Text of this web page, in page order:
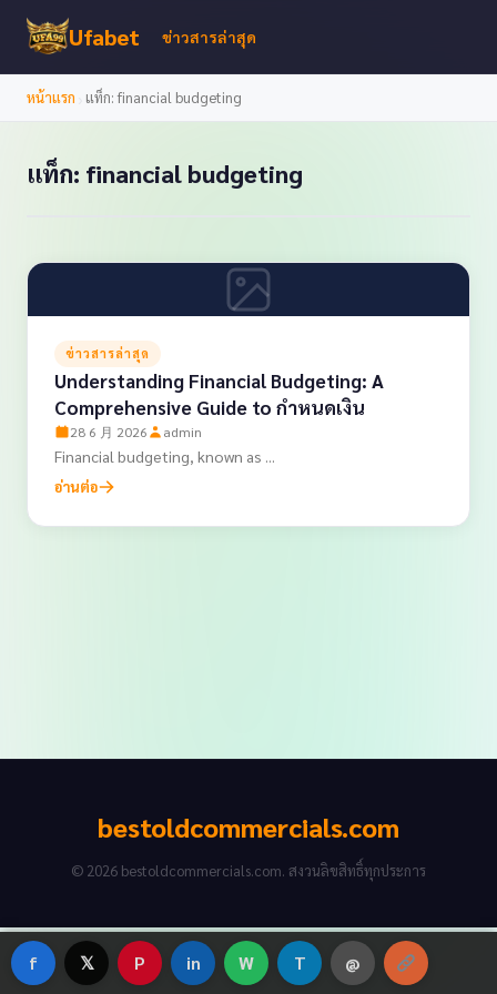
Ufabet ข่าวสารล่าสุด
หน้าแรก แท็ก: financial budgeting
แท็ก: financial budgeting
ข่าวสารล่าสุด
Understanding Financial Budgeting: A
Comprehensive Guide to กำหนดเงิน
28 6 月 2026 admin
Financial budgeting, known as ...
อ่านต่อ
bestoldcommercials.com
© 2026 bestoldcommercials.com. สงวนลิขสิทธิ์ทุกประการ
f 𝕏 P in W T @